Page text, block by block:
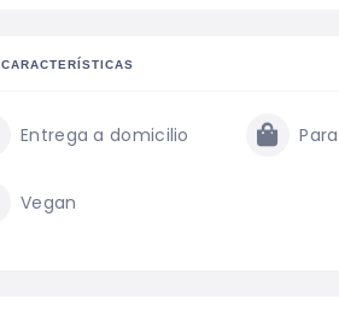
CARACTERÍSTICAS
Entrega a domicilio
Vegan